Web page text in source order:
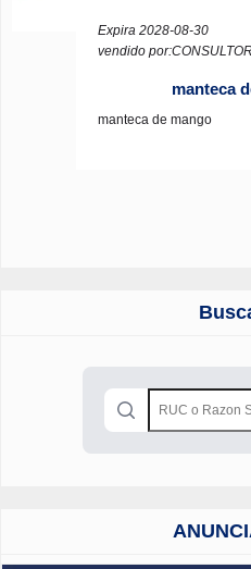
Expira 2028-08-30
vendido
manteca
manteca de mango